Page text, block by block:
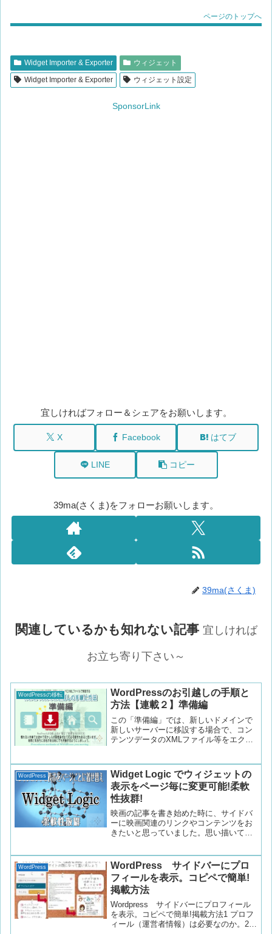
ページのトップへ
Widget Importer & Exporter
ウィジェット
Widget Importer & Exporter
ウィジェット設定
SponsorLink
宜しければフォロー＆シェアをお願いします。
X Facebook はてブ
LINE コピー
39ma(さくま)をフォローお願いします。
39ma(さくま)
関連しているかも知れない記事 宜しければ
お立ち寄り下さい～
WordPressの移転
WordPressのお引越しの手順と
方法【連載２】準備編
この「準備編」では、新しいドメインで
新しいサーバーに移設する場合で、コン
テンツデータのXMLファイル等をエクス
ータ移動の前の準備の流れ(新サーバーで
行う準備と旧サーバーで行う準備)を詳細
説明しています。
WordPress
Widget Logic でウィジェットの
表示をページ毎に変更可能!柔軟
性抜群!
映画の記事を書き始めた時に、サイドバ
ーに映画関連のリンクやコンテンツをお
きたいと思っていました。思い描いてい
関連の記事の場合は、その関連。そし
て、映画の記事の場合は、映画関連のも
のだけ表示する。と言った感じです。
で、早速使ってみましたよ。コレは将来
的に活躍してくれそうなプラグインです
WordPress
WordPress サイドバーにプロ
フィールを表示。コピペで簡単!
掲載方法
Wordpress サイドバーにプロフィール
を表示。コピペで簡単!掲載方法1 プロフ
ィール（運営者情報）は必要なのか。2